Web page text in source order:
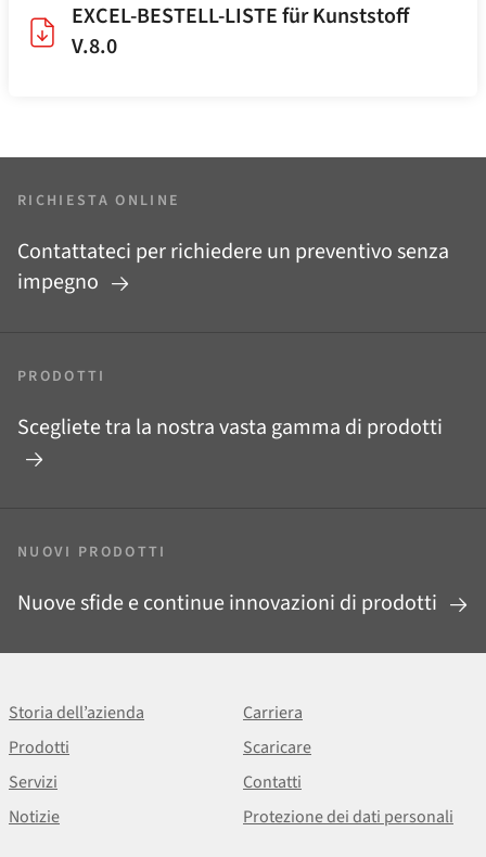
EXCEL-BESTELL-LISTE für Kunststoff
V.8.0
RICHIESTA ONLINE
Contattateci per richiedere un preventivo senza
impegno
PRODOTTI
Scegliete tra la nostra vasta gamma di prodotti
NUOVI PRODOTTI
Nuove sfide e continue innovazioni di prodotti
Storia dell’azienda
Carriera
Prodotti
Scaricare
Servizi
Contatti
Notizie
Protezione dei dati personali